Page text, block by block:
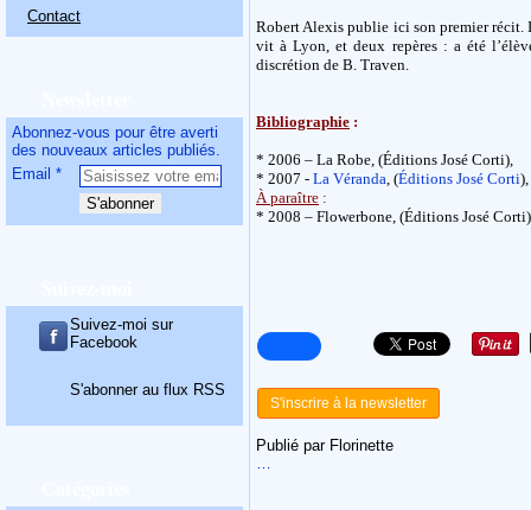
Contact
Abonnez-vous pour être averti
des nouveaux articles publiés.
Email
Suivez-moi sur
Facebook
S'abonner au flux RSS
Robert Alexis publie ici son premier récit.
vit à Lyon, et deux repères : a été
discrétion de B. Traven.
Bibliographie :
* 2006 – La Robe, (Éditions José Corti),
* 2007 - La Véranda, (Éditions José Corti),
À paraître :
* 2008 – Flowerbone, (Éditions José Corti)
S'inscrire à la newsletter
Publié par Florinette
…